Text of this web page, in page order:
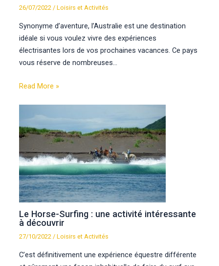
26/07/2022/Loisirs et Activités
Synonyme d’aventure, l’Australie est une destination
idéale si vous voulez vivre des expériences
électrisantes lors de vos prochaines vacances. Ce pays
vous réserve de nombreuses…
Read More »
Le Horse-Surfing : une activité intéressante
à découvrir
27/10/2022/Loisirs et Activités
C’est définitivement une expérience équestre différente